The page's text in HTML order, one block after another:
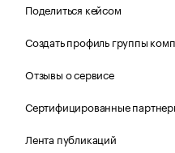
Поделиться кейсом
Создать профиль группы
Отзывы о сервисе
Сертифицированные
Лента публикаций